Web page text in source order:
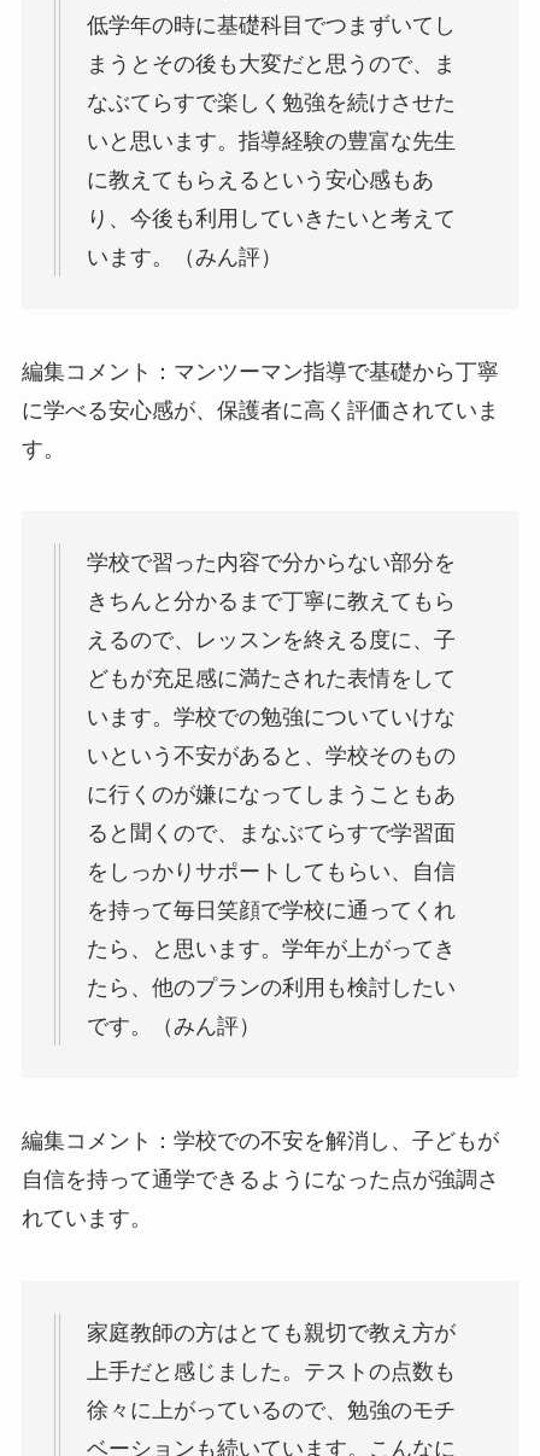
低学年の時に基礎科目でつまずいてし
まうとその後も大変だと思うので、ま
なぶてらすで楽しく勉強を続けさせた
いと思います。指導経験の豊富な先生
に教えてもらえるという安心感もあ
り、今後も利用していきたいと考えて
います。（みん評）
編集コメント：マンツーマン指導で基礎から丁寧
に学べる安心感が、保護者に高く評価されていま
す。
学校で習った内容で分からない部分を
きちんと分かるまで丁寧に教えてもら
えるので、レッスンを終える度に、子
どもが充足感に満たされた表情をして
います。学校での勉強についていけな
いという不安があると、学校そのもの
に行くのが嫌になってしまうこともあ
ると聞くので、まなぶてらすで学習面
をしっかりサポートしてもらい、自信
を持って毎日笑顔で学校に通ってくれ
たら、と思います。学年が上がってき
たら、他のプランの利用も検討したい
です。（みん評）
編集コメント：学校での不安を解消し、子どもが
自信を持って通学できるようになった点が強調さ
れています。
家庭教師の方はとても親切で教え方が
上手だと感じました。テストの点数も
徐々に上がっているので、勉強のモチ
ベーションも続いています。こんなに